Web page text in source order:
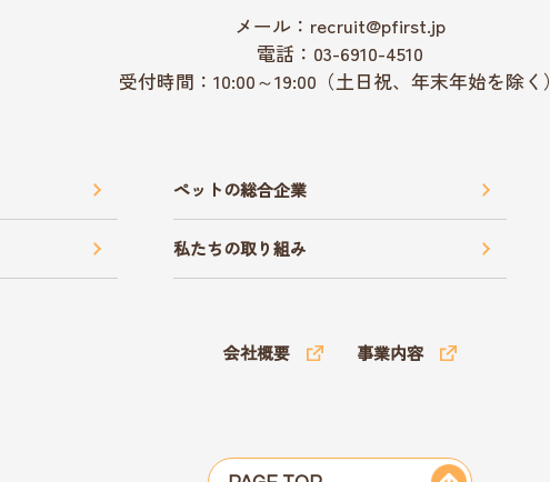
メール：recruit@pfirst.jp
電話：03-6910-4510
受付時間：10:00～19:00（土日祝、年末年始を除く）
ペットの総合企業
私たちの取り組み
会社概要 事業内容